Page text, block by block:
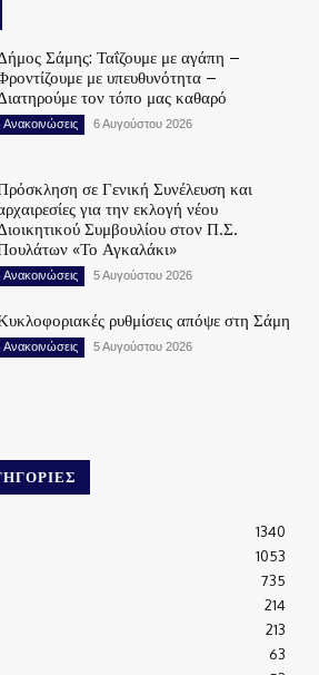
Σάμης: Ταΐζουμε με αγάπη –
με υπευθυνότητα –
τον τόπο μας καθαρό
Ανακοινώσεις 6 Αυγούστου 2026
σε Γενική Συνέλευση και
για την εκλογή νέου
Συμβουλίου στον Π.Σ.
«Το Αγκαλάκι»
Ανακοινώσεις 5 Αυγούστου 2026
ρυθμίσεις απόψε στη Σάμη
Ανακοινώσεις 5 Αυγούστου 2026
1340
1053
735
214
213
63